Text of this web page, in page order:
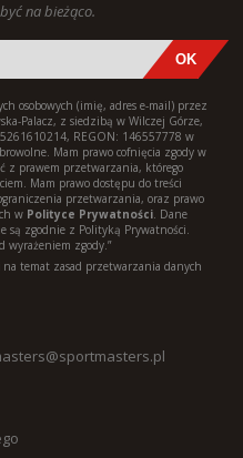
na bieżąco.
osobowych (imię, adres e-mail) przez
Palacz, z siedzibą w Wilczej Górze,
REGON: 146557778 w
Mam prawo cofnięcia zgody w
z prawem przetwarzania, którego
Mam prawo dostępu do treści
przetwarzania, oraz prawo
w Polityce Prywatności. Dane
są zgodnie z Polityką Prywatności.
wyrażeniem zgody.”
na temat zasad przetwarzania danych